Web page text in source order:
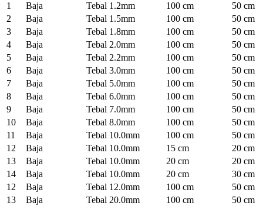
1
Baja Tebal 1.2mm 100 cm
50 cm
2
Baja Tebal 1.5mm 100 cm
50 cm
3
Baja Tebal 1.8mm 100 cm
50 cm
4
Baja Tebal 2.0mm 100 cm
50 cm
5
Baja Tebal 2.2mm 100 cm
50 cm
6
Baja Tebal 3.0mm 100 cm
50 cm
7
Baja Tebal 5.0mm 100 cm
50 cm
8
Baja Tebal 6.0mm 100 cm
50 cm
9
Baja Tebal 7.0mm 100 cm
50 cm
10
Baja Tebal 8.0mm 100 cm
50 cm
11
Baja Tebal 10.0mm 100 cm
50 cm
12
Baja Tebal 10.0mm 15 cm
20 cm
13
Baja Tebal 10.0mm 20 cm
20 cm
14
Baja Tebal 10.0mm 20 cm
30 cm
12
Baja Tebal 12.0mm 100 cm
50 cm
13
Baja Tebal 20.0mm 100 cm 50 cm